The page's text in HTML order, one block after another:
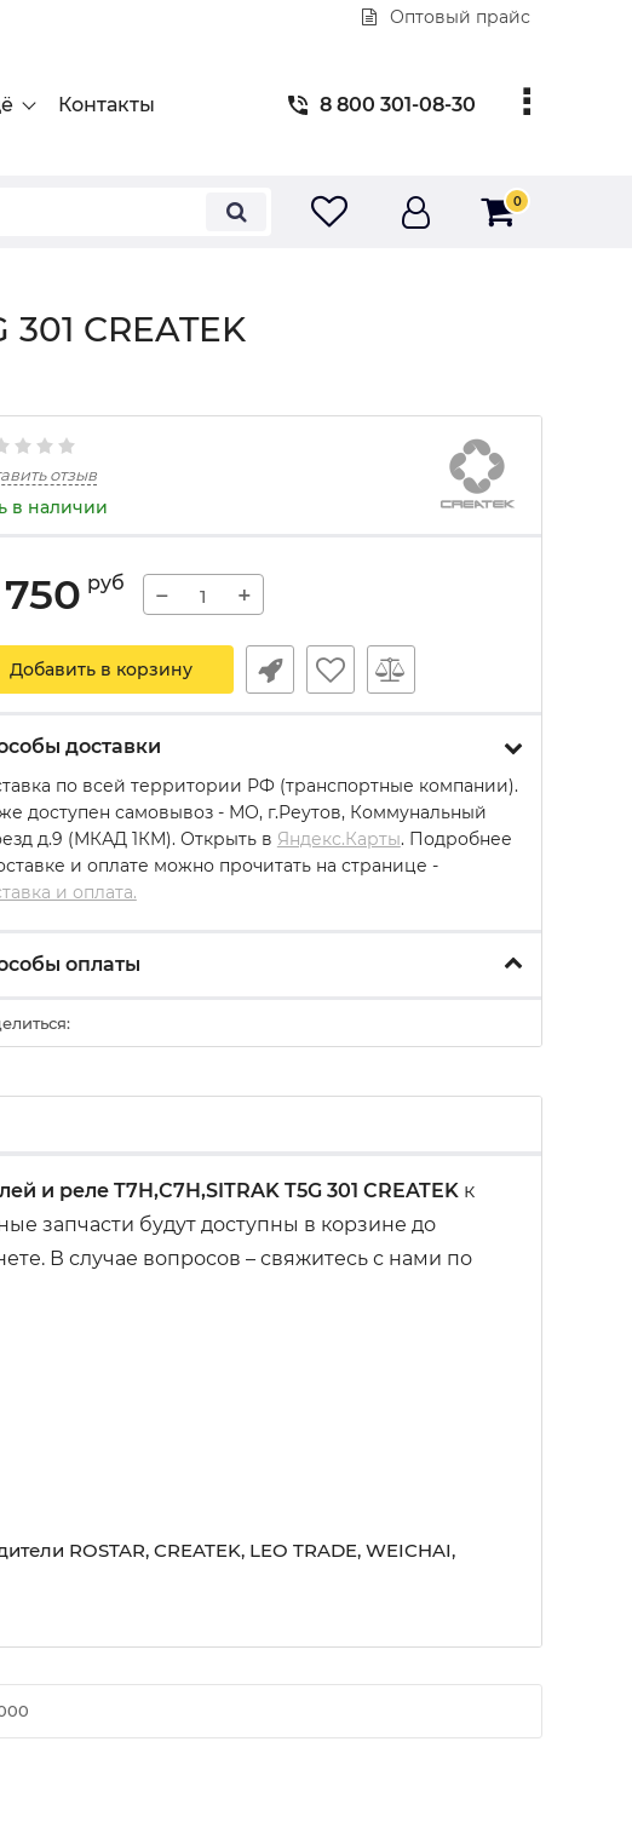
Оптовый прайс
Контакты 8 800 301-08-30
0
CREATEK
отзыв
в наличии
руб − +
Добавить в корзину
доставки
по всей территории РФ (транспортные компании).
доступен самовывоз - МО, г.Реутов, Коммунальный
д.9 (МКАД 1КМ). Открыть в Яндекс.Карты. Подробнее
и оплате можно прочитать на странице -
и оплата.
оплаты
и реле T7H,C7H,SITRAK T5G 301 CREATEK к
запчасти будут доступны в корзине до
В случае вопросов – свяжитесь с нами по
ROSTAR, CREATEK, LEO TRADE, WEICHAI,